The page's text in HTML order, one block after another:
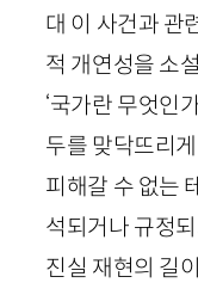
대 이 사건과 관
적 개연성을 소
‘국가란 무엇인
두를 맞닥뜨리
피해갈 수 없는
석되거나 규정
진실 재현의 길